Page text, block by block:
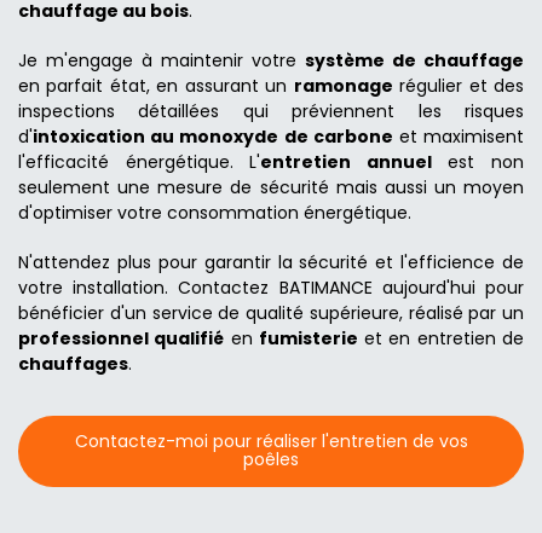
chauffage au bois.
Je m'engage à maintenir votre système de chauffage
en parfait état, en assurant un ramonage régulier et des
inspections détaillées qui préviennent les risques
d'intoxication au monoxyde de carbone et maximisent
l'efficacité énergétique. L'entretien annuelest non
seulement une mesure de sécurité mais aussi un moyen
d'optimiser votre consommation énergétique.
N'attendez plus pour garantir la sécurité et l'efficience de
votre installation. Contactez BATIMANCE aujourd'hui pour
bénéficier d'un service de qualité supérieure, réalisé par un
professionnel qualifié en fumisterie et en entretien de
chauffages.
Contactez-moi pour réaliser l'entretien de vos
poêles